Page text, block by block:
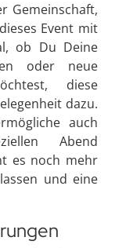
Gemeinschaft,
Event mit
ob Du Deine
oder neue
diese
dazu.
auch
Abend
es noch mehr
und eine